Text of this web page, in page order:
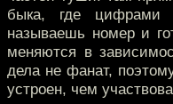
быка, где цифрами
называешь номер и
меняются в
дела не фанат,
устроен, чем